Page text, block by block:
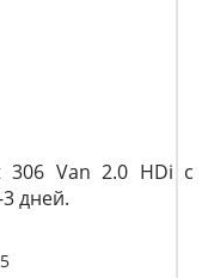
306 Van 2.0 HDi c
дней.